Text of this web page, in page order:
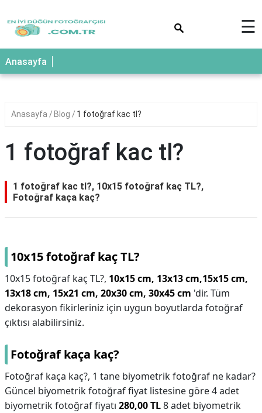
☰
Anasayfa
Anasayfa Blog 1 fotoğraf kac tl?
1 fotoğraf kac tl?
1 fotoğraf kac tl?, 10x15 fotoğraf kaç TL?,
Fotoğraf kaça kaç?
10x15 fotoğraf kaç TL?
10x15 fotoğraf kaç TL?, 10x15 cm, 13x13 cm,15x15 cm,
13x18 cm, 15x21 cm, 20x30 cm, 30x45 cm 'dir. Tüm
dekorasyon fikirleriniz için uygun boyutlarda fotoğraf
çıktısı alabilirsiniz.
Fotoğraf kaça kaç?
Fotoğraf kaça kaç?, 1 tane biyometrik fotoğraf ne kadar?
Güncel biyometrik fotoğraf fiyat listesine göre 4 adet
biyometrik fotoğraf fiyatı 280,00 TL8 adet biyometrik